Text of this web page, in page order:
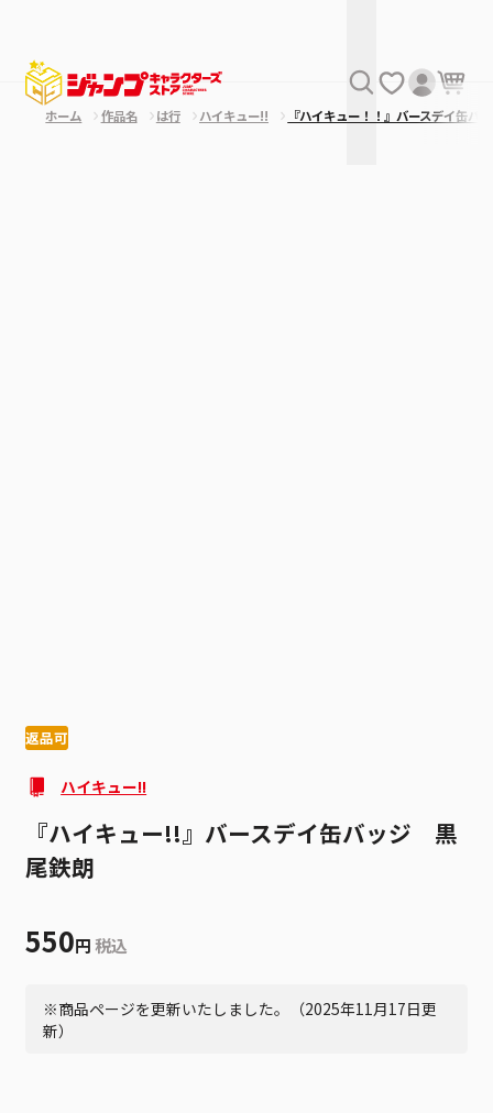
ホーム 作品名 は行 ハイキュー!! 『ハイキュー！！』バースデイ缶
返品可
ハイキュー!!
『ハイキュー!!』バースデイ缶バッジ 黒
尾鉄朗
550円 税込
※商品ページを更新いたしました。（2025年11月17日更
新）